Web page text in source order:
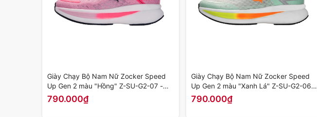
Giày Chạy Bộ Nam Nữ Zocker Speed
Up Gen 2 màu "Hồng" Z-SU-G2-07 -
Hàng Chính Hãng
790.000₫
Giày Chạy Bộ Nam Nữ Zocker Speed
Up Gen 2 màu "Xanh Lá" Z-SU-G2-06 -
Hàng Chính Hãng
790.000₫